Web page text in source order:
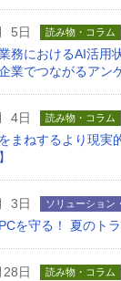
5日 読み物・コラム
務におけるAI活用
業でつながるアン
4日 読み物・コラム
まねするより現
3日 ソリューション
を守る！ 夏のト
日 読み物・コラム